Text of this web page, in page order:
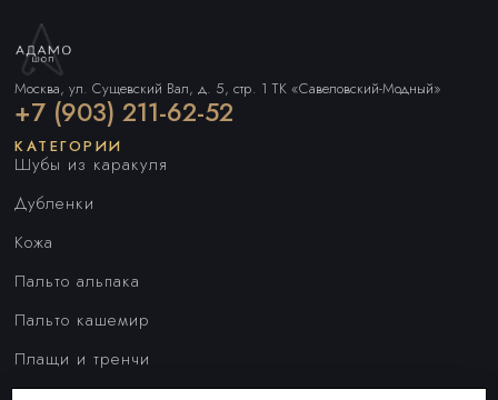
Москва, ул. Сущевский Вал, д. 5, стр. 1 ТК «Савеловский-Модный»
+7 (903) 211-62-52
КАТЕГОРИИ
Шубы из каракуля
Дубленки
Кожа
Пальто альпака
Пальто кашемир
Плащи и тренчи